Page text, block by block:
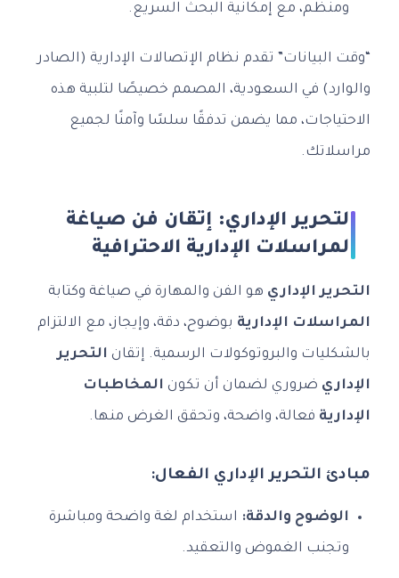
ومنظم، مع إمكانية البحث السريع.
“وقت البيانات” تقدم نظام الإتصالات الإدارية (الصادر
والوارد) في السعودية، المصمم خصيصًا لتلبية هذه
الاحتياجات، مما يضمن تدفقًا سلسًا وآمنًا لجميع
مراسلاتك.
التحرير الإداري: إتقان فن صياغة
المراسلات الإدارية الاحترافية
التحرير الإداري هو الفن والمهارة في صياغة وكتابة
المراسلات الإدارية بوضوح، دقة، وإيجاز، مع الالتزام
بالشكليات والبروتوكولات الرسمية. إتقان التحرير
الإداري ضروري لضمان أن تكون المخاطبات
الإدارية فعالة، واضحة، وتحقق الغرض منها.
مبادئ التحرير الإداري الفعال:
الوضوح والدقة: استخدام لغة واضحة ومباشرة
وتجنب الغموض والتعقيد.